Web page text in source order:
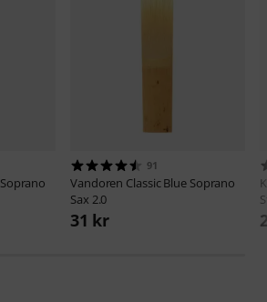
91
Vandoren Classic Blue Soprano
Sax 2.0
31 kr